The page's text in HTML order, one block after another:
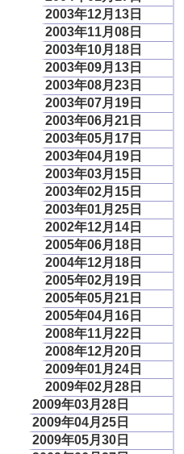
2003年12月13日
2003年11月08日
2003年10月18日
2003年09月13日
2003年08月23日
2003年07月19日
2003年06月21日
2003年05月17日
2003年04月19日
2003年03月15日
2003年02月15日
2003年01月25日
2002年12月14日
2005年06月18日
2004年12月18日
2005年02月19日
2005年05月21日
2005年04月16日
2008年11月22日
2008年12月20日
2009年01月24日
2009年02月28日
2009年03月28日
2009年04月25日
2009年05月30日